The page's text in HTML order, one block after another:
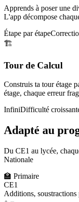
Apprends à poser une
L'app décompose
Étape par étape
🏗️
Tour de Calcul
Construis ta tour étage
étage, chaque erreur
InfiniDifficulté
Adapté au
Du CE1 au lycée,
Nationale
🏫 Primaire
CE1
Additions, soustractions